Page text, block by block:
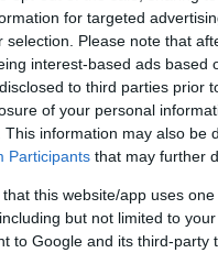
for targeted
selection. Please note that
interest-based ads based
to third parties prior
of your personal
This information may also be
Participants that may further
that this website/app uses
but not limited to
to Google and its third-
ανεβαίνει
που αναμένεται
Λυκαβηττού.